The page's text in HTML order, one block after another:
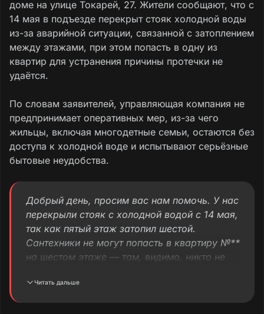
доме на улице Токарей, 27. Жители сообщают, что с
14 мая в подъезде перекрыт стояк холодной воды
из-за аварийной ситуации, связанной с затоплением
между этажами, при этом попасть в одну из
квартир для устранения причины протечки не
удаётся.
По словам заявителей, управляющая компания не
предпринимает оперативных мер, из-за чего
жильцы, включая многодетные семьи, остаются без
доступа к холодной воде и испытывают серьёзные
бытовые неудобства.
Добрый день, просим вас нам помочь. У нас
перекрыли стояк с холодной водой с 14 мая,
так как пятый этаж затопил шестой.
Сантехники не могут попасть в квартиру №**
на шестом этаже — там, видимо, никто не
Исетская» никаких действий за всё время не
Читать дальше